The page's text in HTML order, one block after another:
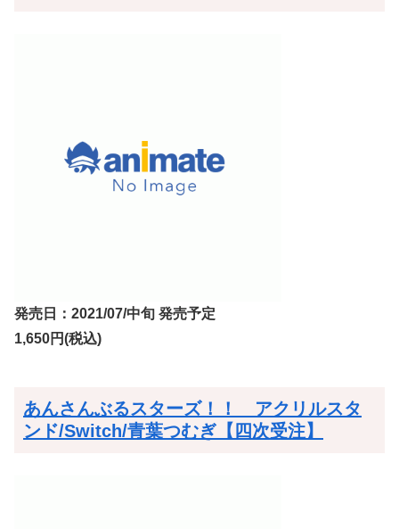
発売日：2021/07/中旬 発売予定
1,650円(税込)
あんさんぶるスターズ！！ アクリルスタ
ンド/Switch/青葉つむぎ【四次受注】